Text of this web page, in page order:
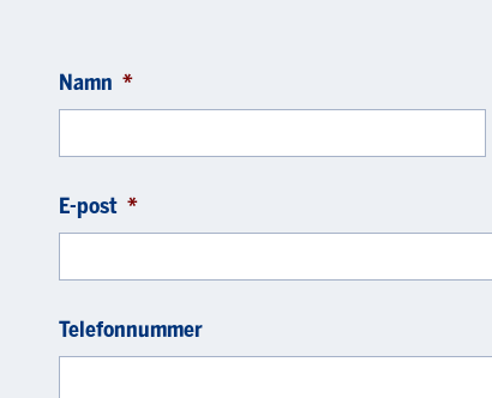
Namn *
E-post *
Telefonnummer